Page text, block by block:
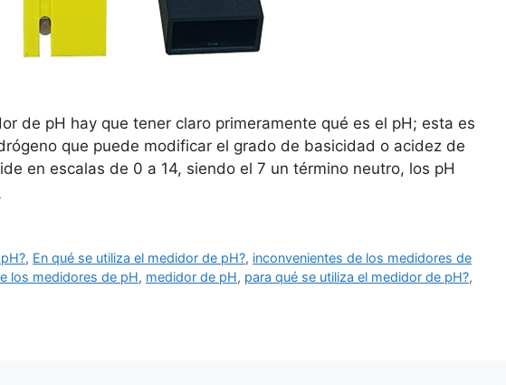
de pH hay que tener claro primeramente qué es el pH; esta es
que puede modificar el grado de basicidad o acidez de
en escalas de 0 a 14, siendo el 7 un término neutro, los pH
, En qué se utiliza el medidor de pH?, inconvenientes de los medidores de
los medidores de pH, medidor de pH, para qué se utiliza el medidor de pH?,